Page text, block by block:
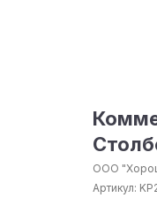
ООО
Артикул: